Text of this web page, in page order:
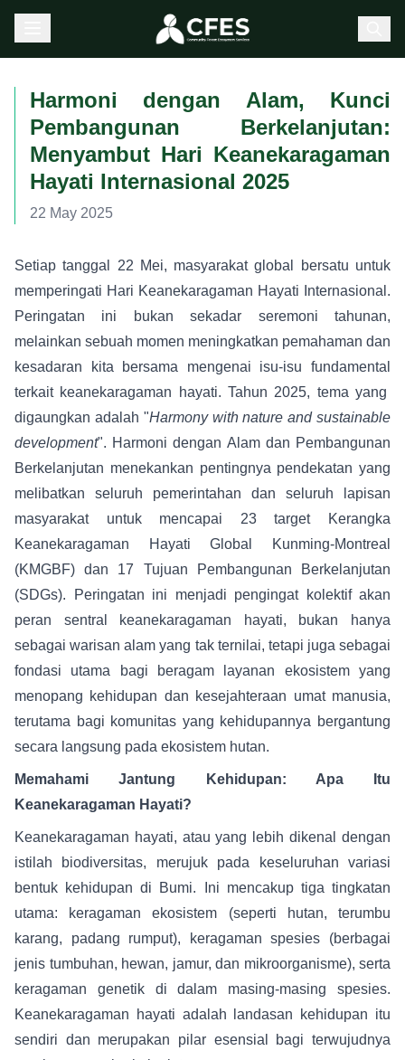
Harmoni dengan Alam, Kunci
Pembangunan Berkelanjutan:
Menyambut Hari Keanekaragaman
Hayati Internasional 2025
22 May 2025
Setiap tanggal 22 Mei, masyarakat global bersatu untuk
memperingati Hari Keanekaragaman Hayati Internasional.
Peringatan ini bukan sekadar seremoni tahunan,
melainkan sebuah momen meningkatkan pemahaman dan
kesadaran kita bersama mengenai isu-isu fundamental
terkait keanekaragaman hayati. Tahun 2025, tema yang
digaungkan adalah "Harmony with nature and sustainable
development". Harmoni dengan Alam dan Pembangunan
Berkelanjutan menekankan pentingnya pendekatan yang
melibatkan seluruh pemerintahan dan seluruh lapisan
masyarakat untuk mencapai 23 target Kerangka
Keanekaragaman Hayati Global Kunming-Montreal
(KMGBF) dan 17 Tujuan Pembangunan Berkelanjutan
(SDGs). Peringatan ini menjadi pengingat kolektif akan
peran sentral keanekaragaman hayati, bukan hanya
sebagai warisan alam yang tak ternilai, tetapi juga sebagai
fondasi utama bagi beragam layanan ekosistem yang
menopang kehidupan dan kesejahteraan umat manusia,
terutama bagi komunitas yang kehidupannya bergantung
secara langsung pada ekosistem hutan.
Memahami Jantung Kehidupan: Apa Itu
Keanekaragaman Hayati?
Keanekaragaman hayati, atau yang lebih dikenal dengan
istilah biodiversitas, merujuk pada keseluruhan variasi
bentuk kehidupan di Bumi. Ini mencakup tiga tingkatan
utama: keragaman ekosistem (seperti hutan, terumbu
karang, padang rumput), keragaman spesies (berbagai
jenis tumbuhan, hewan, jamur, dan mikroorganisme), serta
keragaman genetik di dalam masing-masing spesies.
Keanekaragaman hayati adalah landasan kehidupan itu
sendiri dan merupakan pilar esensial bagi terwujudnya